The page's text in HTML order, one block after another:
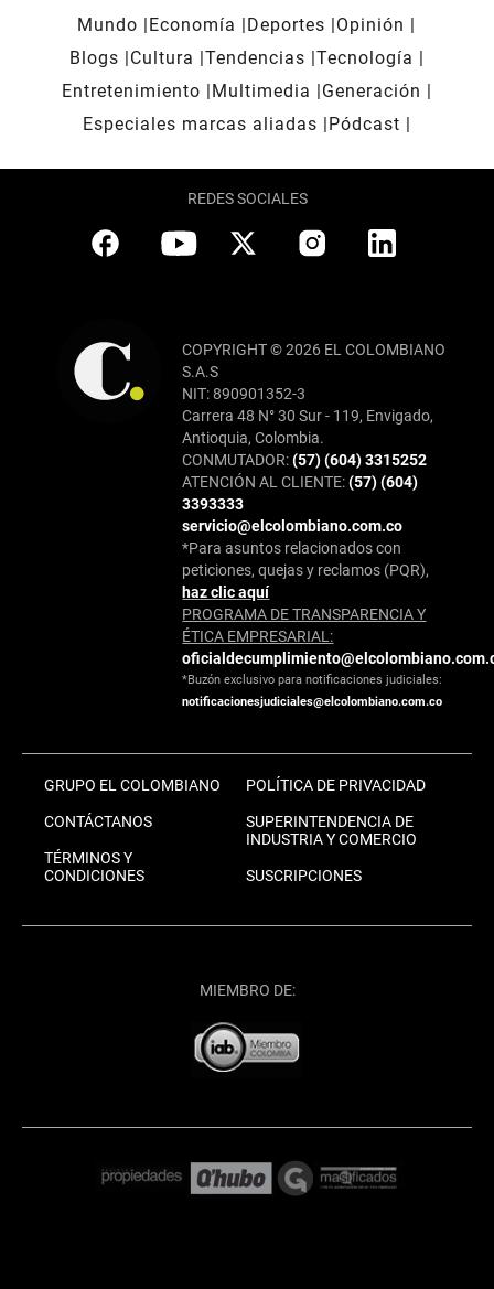
Mundo Economía Deportes
Opinión
Blogs
Cultura Tendencias Tecnología
Entretenimiento
Multimedia
Generación
Especiales marcas aliadas
Pódcast
REDES SOCIALES
COPYRIGHT © 2026 EL COLOMBIANO
S.A.S
NIT: 890901352-3
Carrera 48 N° 30 Sur - 119, Envigado,
Antioquia, Colombia.
CONMUTADOR:(57) (604) 3315252
ATENCIÓN AL CLIENTE:(57) (604)
3393333
servicio@elcolombiano.com.co
*Para asuntos relacionados con
peticiones, quejas y reclamos (PQR),
haz clic aquí
PROGRAMA DE TRANSPARENCIA Y
ÉTICA EMPRESARIAL:
*Buzón exclusivo para notificaciones judiciales:
notificacionesjudiciales@elcolombiano.com.co
GRUPO EL COLOMBIANO
CONTÁCTANOS
TÉRMINOS Y
CONDICIONES
POLÍTICA DE PRIVACIDAD
SUPERINTENDENCIA DE
INDUSTRIA Y COMERCIO
SUSCRIPCIONES
MIEMBRO DE: